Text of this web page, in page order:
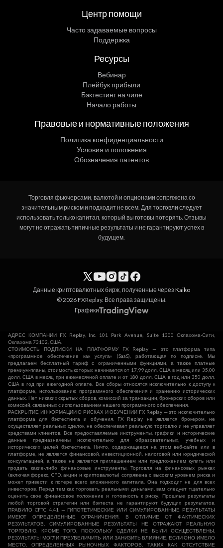
Центр помощи
Часто задаваемые вопросы
Поддержка
Ресурсы
Вебинар
Плейбук прибыли
Бэктестинг на чиле
Начало работы
Правовые и нормативные положения
Политика конфиденциальности
Условия и положения
Обозначения патентов
Торговля фьючерсами, валютой и опционами сопряжена со
значительным риском и подходит не всем. Для торговли следует
использовать только капитал, который вы готовы потерять. Отзывы
могут не отражать типичные результаты и не гарантируют успех в
будущем.
Данные криптовалютных бирж, полученные через Kaiko
© 2026 FXReplay. Все права защищены.
Графики
АДРЕС КОМПАНИИ FX Replay, Inc. 101 Park Avenue, Suite 1300 Оклахома-Сити,
Оклахома 73102, США.
СТОИМОСТЬ ПОДПИСКИ НА ПЛАТФОРМУ FX Replay — это платформа типа
«программное обеспечение как услуга» (SaaS), работающая по подписке. Мы
предлагаем бесплатный тариф с ограниченными функциями, а также платные
премиум-планы, стоимость которых начинается от 17,99 долл. США в месяц или 35,00
долл. США в месяц при ежемесячной оплате и от 180 долл. США в год или 350 долл.
США в год при ежегодной оплате. Все сборы относятся исключительно к доступу к
платформе, использованию программного обеспечения и хранению исторических
данных. Нет никаких скрытых сборов, комиссий за транзакции, брокерских сборов или
комиссий, связанных с использованием нашего программного обеспечения.
РАСКРЫТИЕ ИНФОРМАЦИИ О РИСКАХ И ОБУЧЕНИИ FX Replay — это исключительно
платформа для бэктестинга и обучения. FX Replay не является брокером, не
осуществляет реальных сделок, не обеспечивает реальную торговлю и не управляет
средствами клиентов. Все предоставляемые инструменты, графики и исторические
данные предназначены исключительно для образовательных, учебных и
исторических целей бэктестинга. Ничто, содержащееся на этом веб-сайте или в
платформе, не является финансовой, инвестиционной, налоговой или юридической
консультацией, а также не является приглашением или предложением купить или
продать какие-либо финансовые инструменты. Торговля на финансовых рынках
(включая форекс, CFD, акции и криптовалюты) сопряжена с высоким уровнем риска и
может привести к потере всего вложенного капитала. Она подходит не для всех
инвесторов. Перед тем как торговать реальными деньгами, вам следует тщательно
оценить свое финансовое положение и готовность к риску. Прошлые результаты
любой торговой стратегии или бэктеста не гарантируют будущих результатов.
ПРАВИЛО CFTC 4.41 — ГИПОТЕТИЧЕСКИЕ ИЛИ СИМУЛИРОВАННЫЕ РЕЗУЛЬТАТЫ
ИМЕЮТ ОПРЕДЕЛЕННЫЕ ОГРАНИЧЕНИЯ. В ОТЛИЧИЕ ОТ ФАКТИЧЕСКИХ
РЕЗУЛЬТАТОВ, СИМУЛИРОВАННЫЕ РЕЗУЛЬТАТЫ НЕ ОТРАЖАЮТ РЕАЛЬНУЮ
ТОРГОВЛЮ. КРОМЕ ТОГО, ПОСКОЛЬКУ СДЕЛКИ НЕ БЫЛИ ОСУЩЕСТВЛЕНЫ,
РЕЗУЛЬТАТЫ МОГЛИ ПРЕУВЕЛИЧИТЬ ИЛИ ЗАНИЗИТЬ ВЛИЯНИЕ, ЕСЛИ ОНО ИМЕЛО
МЕСТО, ОПРЕДЕЛЕННЫХ РЫНОЧНЫХ ФАКТОРОВ, ТАКИХ КАК ОТСУТСТВИЕ